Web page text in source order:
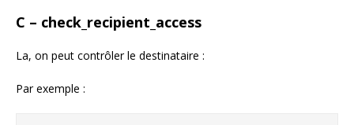
C – check_recipient_access
La, on peut contrôler le destinataire :
Par exemple :